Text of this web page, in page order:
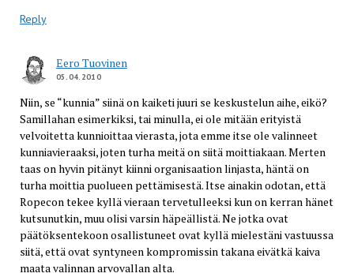
Reply
Eero Tuovinen
05.04.2010
Niin, se “kunnia” siinä on kaiketi juuri se keskustelun aihe, eikö?
Samillahan esimerkiksi, tai minulla, ei ole mitään erityistä
velvoitetta kunnioittaa vierasta, jota emme itse ole valinneet
kunniavieraaksi, joten turha meitä on siitä moittiakaan. Merten
taas on hyvin pitänyt kiinni organisaation linjasta, häntä on
turha moittia puolueen pettämisestä. Itse ainakin odotan, että
Ropecon tekee kyllä vieraan tervetulleeksi kun on kerran hänet
kutsunutkin, muu olisi varsin häpeällistä. Ne jotka ovat
päätöksentekoon osallistuneet ovat kyllä mielestäni vastuussa
siitä, että ovat syntyneen kompromissin takana eivätkä kaiva
maata valinnan arvovallan alta.